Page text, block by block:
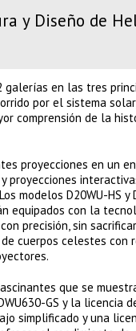
y Diseño de
galerías en las tres
por el sistema
comprensión de la
proyecciones en un
proyecciones
modelos D20WU-HS
equipados con la
precisión, sin
cuerpos celestes con
que se
GS y la licencia
simplificado y una